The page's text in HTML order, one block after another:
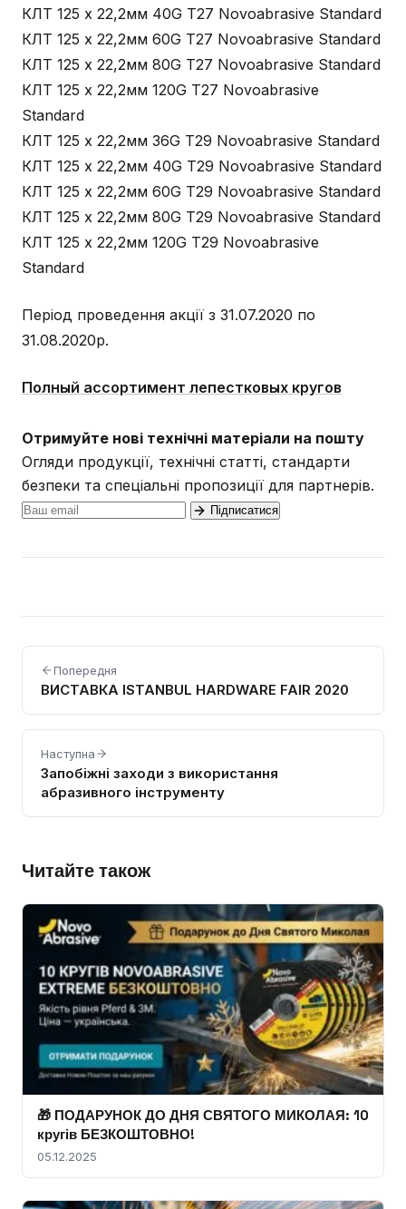
КЛТ 125 х 22,2мм 40G T27 Novoabrasive Standard
КЛТ 125 х 22,2мм 60G T27 Novoabrasive Standard
КЛТ 125 х 22,2мм 80G T27 Novoabrasive Standard
КЛТ 125 х 22,2мм 120G T27 Novoabrasive
Standard
КЛТ 125 х 22,2мм 36G T29 Novoabrasive Standard
КЛТ 125 х 22,2мм 40G T29 Novoabrasive Standard
КЛТ 125 х 22,2мм 60G T29 Novoabrasive Standard
КЛТ 125 х 22,2мм 80G T29 Novoabrasive Standard
КЛТ 125 х 22,2мм 120G T29 Novoabrasive
Standard
Період проведення акції з 31.07.2020 по
31.08.2020р.
Полный ассортимент лепестковых кругов
Отримуйте нові технічні матеріали на пошту
Огляди продукції, технічні статті, стандарти
безпеки та спеціальні пропозиції для партнерів.
Підписатися
Попередня
ВИСТАВКА ISTANBUL HARDWARE FAIR 2020
Наступна
Запобіжні заходи з використання
абразивного інструменту
Читайте також
🎁 ПОДАРУНОК ДО ДНЯ СВЯТОГО МИКОЛАЯ: 10
кругів БЕЗКОШТОВНО!
05.12.2025